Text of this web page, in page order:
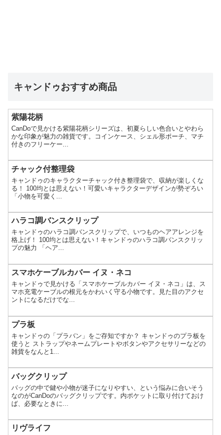
キャンドゥおすすめ商品
紫陽花柄
CanDoで見かける紫陽花柄シリーズは、初夏らしい色合いとやわら
かな印象が魅力の雑貨です。コインケース、シェル形ポーチ、マチ
付きのフリーケー...
チャック付整理袋
キャンドゥのキャラクターチャック付き整理袋で、収納が楽しくな
る！ 100均とは思えない！可愛いキャラクターデザインが勢ぞろい
「小物を可愛く...
ハラコ調バンスクリップ
キャンドゥのハラコ調バンスクリップで、いつものヘアアレンジを
格上げ！ 100均とは思えない！キャンドゥのハラコ調バンスクリッ
プの魅力 「ヘア...
スマホケーブルカバー イヌ・ネコ
キャンドゥで見かける「スマホケーブルカバー イヌ・ネコ」は、ス
マホ充電ケーブルの根元をかわいく守る小物です。見た目のアクセ
ントになるだけでな...
プラ板
キャンドゥの「プラバン」をご存知ですか？ キャンドゥのプラ板を
使うと ストラップやネームプレートやボタンやアクセサリーなどの
雑貨をなんと1...
バッグクリップ
バッグの中で鍵や小物が迷子になりやすい、という悩みに合いそう
なのがCanDoのバッグクリップです。内ポケットに取り付けておけ
ば、必要なときに...
リヴライフ